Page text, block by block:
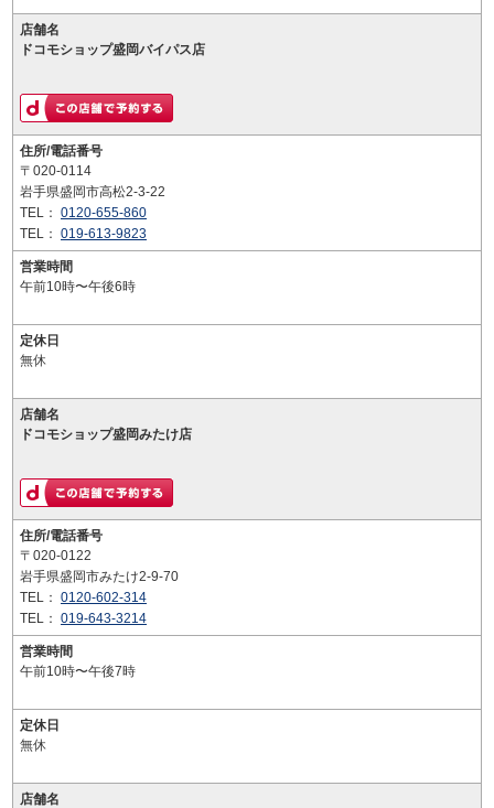
店舗名
ドコモショップ盛岡バイパス店
住所/電話番号
〒020-0114
岩手県盛岡市高松2-3-22
TEL： 0120-655-860
TEL： 019-613-9823
営業時間
午前10時〜午後6時
定休日
無休
店舗名
ドコモショップ盛岡みたけ店
住所/電話番号
〒020-0122
岩手県盛岡市みたけ2-9-70
TEL： 0120-602-314
TEL： 019-643-3214
営業時間
午前10時〜午後7時
定休日
無休
店舗名